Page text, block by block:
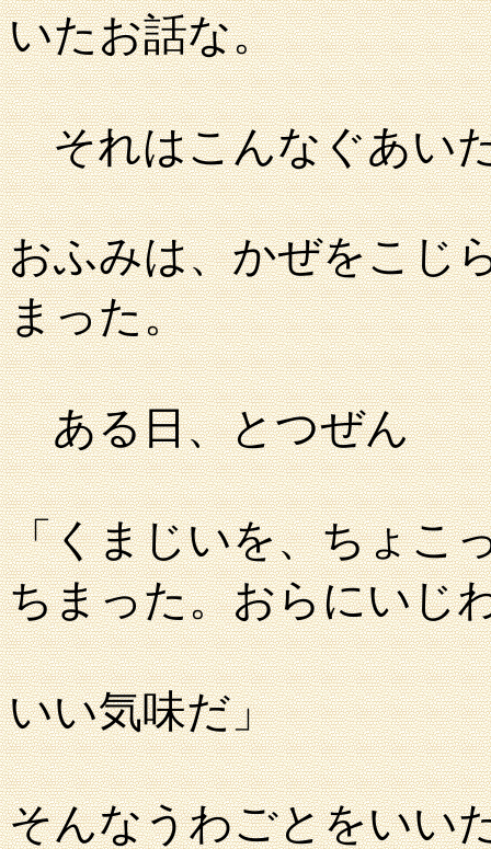
いたお話な。
それはこんなぐあい
おふみは、かぜをこじ
まった。
ある日、とつぜん
「くまじいを、ちょこ
ちまった。おらにいじ
いい気味だ」
そんなうわごとをいい